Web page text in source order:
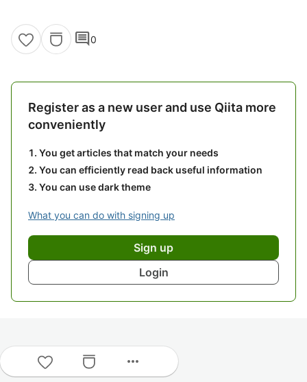
comment0
Register as a new user and use Qiita more
conveniently
You get articles that match your needs
You can efficiently read back useful information
You can use dark theme
What you can do with signing up
Sign up
Login
more_horiz